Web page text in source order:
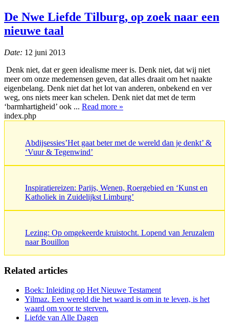
De Nwe Liefde Tilburg, op zoek naar een
nieuwe taal
Date: 12 juni 2013
Denk niet, dat er geen idealisme meer is. Denk niet, dat wij niet
meer om onze medemensen geven, dat alles draait om het naakte
eigenbelang. Denk niet dat het lot van anderen, onbekend en ver
weg, ons niets meer kan schelen. Denk niet dat met de term
‘barmhartigheid’ ook ... Read more »
index.php
Abdijsessies’Het gaat beter met de wereld dan je denkt’ &
‘Vuur & Tegenwind’
Inspiratiereizen: Parijs, Wenen, Roergebied en ‘Kunst en
Katholiek in Zuidelijkst Limburg’
Lezing: Op omgekeerde kruistocht. Lopend van Jeruzalem
naar Bouillon
Related articles
Boek: Inleiding op Het Nieuwe Testament
Yilmaz. Een wereld die het waard is om in te leven, is het
waard om voor te sterven.
Liefde van Alle Dagen